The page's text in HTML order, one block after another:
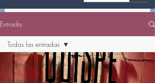
Entrada
Todas las entradas
Restaurantes
Todas las entradas